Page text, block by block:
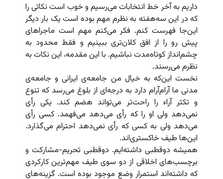
داریم به آخر خط انتخابات می‌رسیم و خوب است نکاتی را
که در این سه‌هفته به نظرم مهم بوده است یک بار دیگر
این‌جا فهرست کنم. فکر می‌کنم مهم است ماجراهای
پیش رو را از افق کلان‌تری ببینیم و فقط محدود به
چشم‌انداز کوتاه‌مدت نباشیم. با این مقدمه، این نکات به
نظرم می‌رسند.
نخست این‌که به خیال من جامعه‌ی ایرانی و جامعه‌ی
مدنی ما آرام‌آرام دارد به درجه‌ای از بلوغ می‌رسد که تنوع
و تکثر آراء را راحت‌تر می‌تواند هضم کند. یکی رأی
نمی‌دهد ولی او را که رأی می‌دهد می‌فهمد. کسی رأی
می‌دهد ولی به کسی که رأی نمی‌دهد احترام می‌گذارد.
این‌ها طیف خاکستر‌ی‌اند.
همیشه دوقطبی داشته‌ایم. دوقطبی تحریم-مشارکت و
برچسب‌های اخلاقی از دو سوی طیف مهم‌ترین کارکردی
که داشته‌اند استمرار وضع موجود بوده است. گزینه‌های